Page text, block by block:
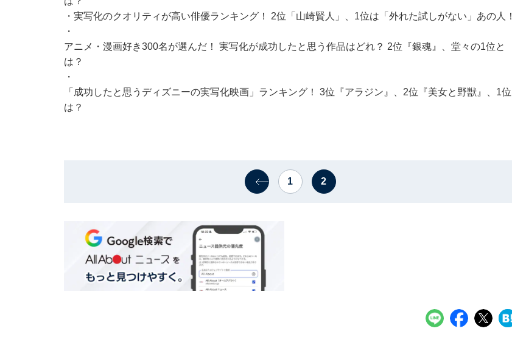
・ 実写化のクオリティが高い俳優ランキング！ 2位「山崎賢人」、1位は「外れた試しがない」あの人！
・
アニメ・漫画好き300名が選んだ！ 実写化が成功したと思う作品はどれ？ 2位『銀魂』、堂々の1位と
は？
・
「成功したと思うディズニーの実写化映画」ランキング！ 3位『アラジン』、2位『美女と野獣』、1位
は？
1 2